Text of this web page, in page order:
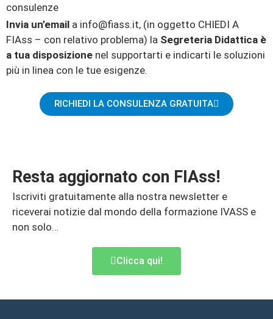
consulenze
Invia un’email a info@fiass.it, (in oggetto CHIEDI A
FIAss – con relativo problema) la Segreteria Didattica è
a tua disposizione nel supportarti e indicarti le soluzioni
più in linea con le tue esigenze.
RICHIEDI LA CONSULENZA GRATUITA
Resta aggiornato con FIAss!
Iscriviti gratuitamente alla nostra newsletter e
riceverai notizie dal mondo della formazione IVASS e
non solo…
Clicca qui!